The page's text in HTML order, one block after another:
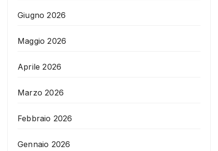
Giugno 2026
Maggio 2026
Aprile 2026
Marzo 2026
Febbraio 2026
Gennaio 2026